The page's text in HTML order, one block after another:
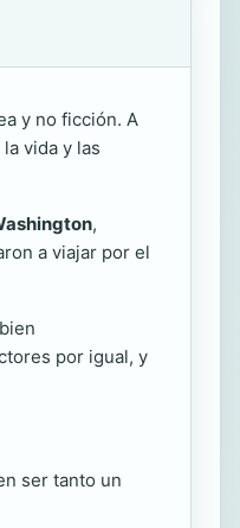
y no ficción. A
vida y las
,
a viajar por el
por igual, y
ser tanto un